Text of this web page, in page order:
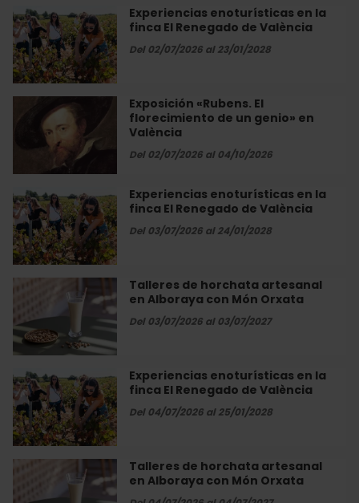
Restaurante
Alegal
de
València
Experiencias enoturísticas en la
finca El Renegado de València
Del 02/07/2026 al 23/01/2028
Experiencias
enoturísticas
en
la
finca
El
Renegado
València
Exposición «Rubens. El
florecimiento de un genio» en
València
Del 02/07/2026 al 04/10/2026
Exposición
«Rubens.
florecimiento
de
un
genio»
en
València
Experiencias enoturísticas en la
finca El Renegado de València
Del 03/07/2026 al 24/01/2028
Experiencias
enoturísticas
en
la
finca
El
Renegado
de
València
Talleres de horchata artesanal
en Alboraya con Món Orxata
Del 03/07/2026 al 03/07/2027
Talleres
horchata
artesanal
en
Alboraya
con
Món
Orxata
Experiencias enoturísticas en la
finca El Renegado de València
Del 04/07/2026 al 25/01/2028
Experiencias
enoturísticas
en
la
finca
El
Renegado
de
Talleres de horchata artesanal
en Alboraya con Món Orxata
Talleres